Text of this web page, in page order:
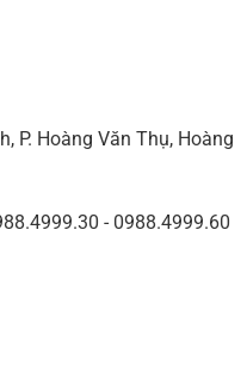
P. Hoàng Văn Thụ, Hoàng
- 0988.4999.60